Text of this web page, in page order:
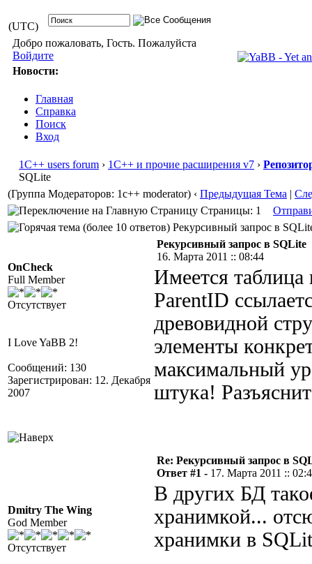
(UTC)
Добро пожаловать, Гость. Пожалуйста
Войдите
Новости:
Главная
Справка
Поиск
Вход
1С++ users forum › 1С++ и прочие расширения v7 ›
SQLite
(Группа Модераторов: 1c++ moderator) ‹ Предыдущая Тема |
Страницы: 1
Рекурсивный запрос в
OnCheck
Full Member
Отсутствует
I Love YaBB 2!
Сообщений: 130
Зарегистрирован: 12. Декабря
2007
Рекурсивный запрос в SQLite
16. Марта 2011 :: 08:44
Имеется
ParentID
древовидной
элементы
максимальный
штука!
Dmitry The Wing
God Member
Отсутствует
Re: Рекурсивный запрос в
Ответ #1 - 17. Марта 2011 ::
В других БД
хранимкой...
хранимки в